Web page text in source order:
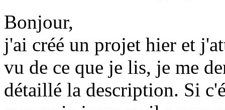
Bonjour,
j'ai créé un projet hier et
vu de ce que je lis, je me
détaillé la description. Si